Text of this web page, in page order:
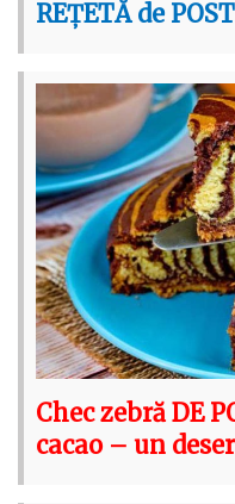
REȚETĂ de POST
Chec zebră DE
cacao – un